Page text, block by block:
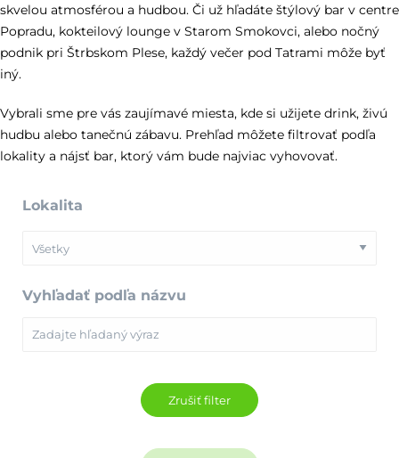
skvelou atmosférou a hudbou. Či už hľadáte štýlový bar v centre
Popradu, kokteilový lounge v Starom Smokovci, alebo nočný
podnik pri Štrbskom Plese, každý večer pod Tatrami môže byť
iný.
Vybrali sme pre vás zaujímavé miesta, kde si užijete drink, živú
hudbu alebo tanečnú zábavu. Prehľad môžete filtrovať podľa
lokality a nájsť bar, ktorý vám bude najviac vyhovovať.
Lokalita
Vyhľadať podľa názvu